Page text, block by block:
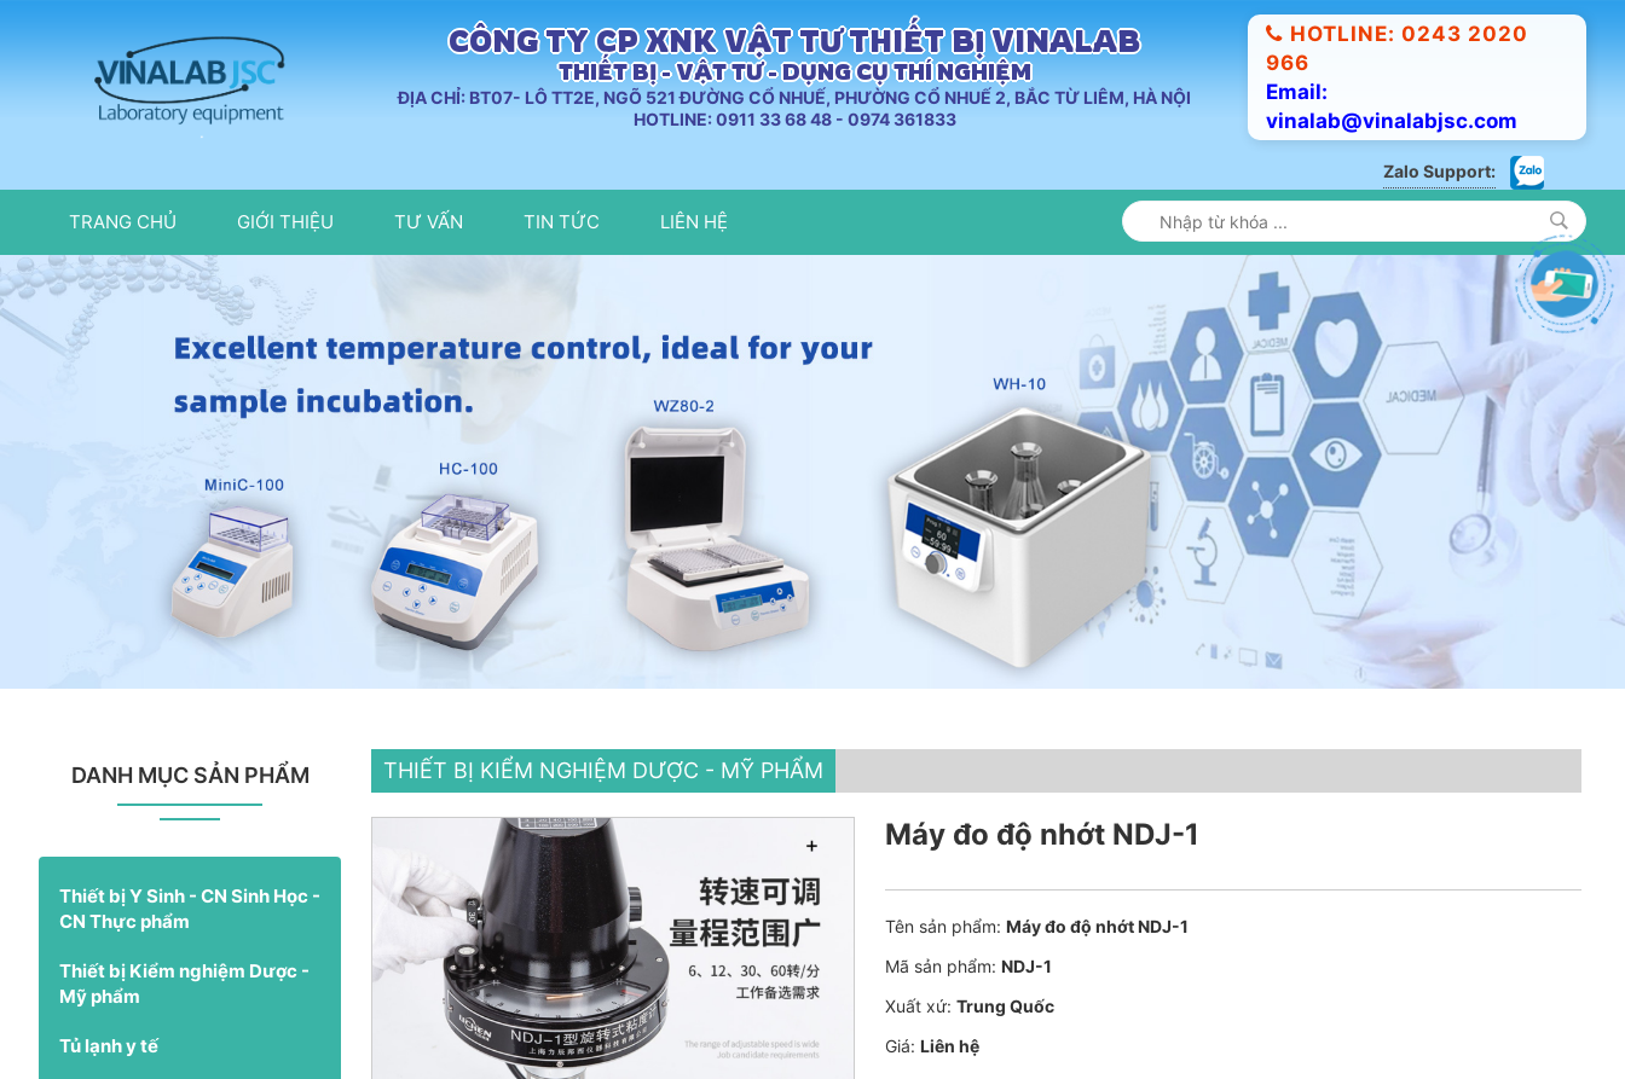
CÔNG TY CP XNK VẬT TƯ THIẾT BỊ VINALAB
THIẾT BỊ - VẬT TƯ - DỤNG CỤ THÍ NGHIỆM
ĐỊA CHỈ: BT07- LÔ TT2E, NGÕ 521 ĐƯỜNG CỔ NHUẾ, PHƯỜNG CỔ NHUẾ 2, BẮC TỪ LIÊM, HÀ NỘI
HOTLINE: 0911 33 68 48 - 0974 361833
HOTLINE: 0243 2020
966
Email:
vinalab@vinalabjsc.com
Zalo Support:
TRANG CHỦ GIỚI THIỆU TƯ VẤN TIN TỨC LIÊN HỆ
DANH MỤC SẢN PHẨM
Thiết bị Y Sinh - CN Sinh Học -
CN Thực phẩm
Thiết bị Kiểm nghiệm Dược -
Mỹ phẩm
Tủ lạnh y tế
THIẾT BỊ KIỂM NGHIỆM DƯỢC - MỸ PHẨM
Máy đo độ nhớt NDJ-1
Tên sản phẩm: Máy đo độ nhớt NDJ-1
Mã sản phẩm: NDJ-1
Xuất xứ: Trung Quốc
Giá: Liên hệ